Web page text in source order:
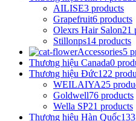
AILISE3 products
Grapefruit6 products
Olexrs Hair Salon21
Stillonps14 products
Accessories5
Thương hiệu Canada0
Thương hiệu Đức122
WEILAIYA25
Goldwell76 products
Wella SP21 products
Thương hiệu Hàn Quốc